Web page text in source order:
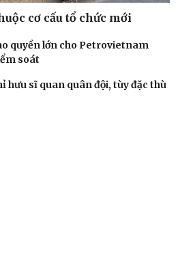
cơ cấu tổ chức mới
quyền lớn cho Petrovietnam
soát
hưu sĩ quan quân đội, tùy đặc thù